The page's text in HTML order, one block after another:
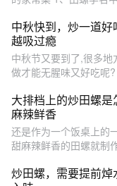
中秋快到，炒一道好
越吸过瘾
中秋节又要到了,很多
做才能无腥味又好吃呢
大排档上的炒田螺是
麻辣鲜香
还是作为一个饭桌上的
甜麻辣鲜香的田螺就制
炒田螺，需要提前